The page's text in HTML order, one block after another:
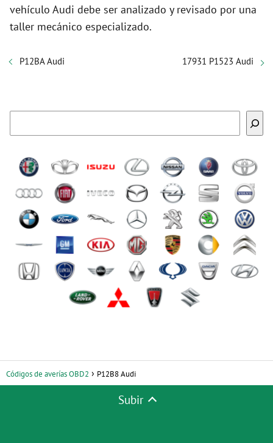
vehículo Audi debe ser analizado y revisado por una
taller mecánico especializado.
P12BA Audi 17931 P1523 Audi
Códigos de averías OBD2 P12B8 Audi
Subir